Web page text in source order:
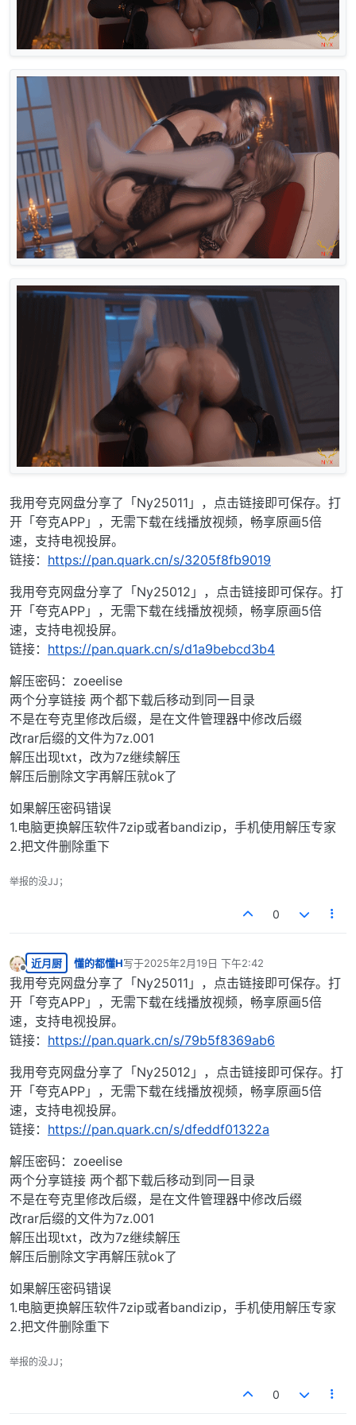
我用夸克网盘分享了「Ny25011」，点击链接即可保存。打
开「夸克APP」，无需下载在线播放视频，畅享原画5倍
速，支持电视投屏。
链接： https://pan.quark.cn/s/3205f8fb9019
我用夸克网盘分享了「Ny25012」，点击链接即可保存。打
开「夸克APP」，无需下载在线播放视频，畅享原画5倍
速，支持电视投屏。
链接： https://pan.quark.cn/s/d1a9bebcd3b4
解压密码：zoeelise
两个分享链接 两个都下载后移动到同一目录
不是在夸克里修改后缀，是在文件管理器中修改后缀
改rar后缀的文件为7z.001
解压出现txt，改为7z继续解压
解压后删除文字再解压就ok了
如果解压密码错误
1.电脑更换解压软件7zip或者bandizip，手机使用解压专家
2.把文件删除重下
举报的没JJ；
0
离线
近月厨 懂的都懂H写于2025年2月19日 下午2:42
最后由 编辑
我用夸克网盘分享了「Ny25011」，点击链接即可保存。打
开「夸克APP」，无需下载在线播放视频，畅享原画5倍
速，支持电视投屏。
链接： https://pan.quark.cn/s/79b5f8369ab6
我用夸克网盘分享了「Ny25012」，点击链接即可保存。打
开「夸克APP」，无需下载在线播放视频，畅享原画5倍
速，支持电视投屏。
链接： https://pan.quark.cn/s/dfeddf01322a
解压密码：zoeelise
两个分享链接 两个都下载后移动到同一目录
不是在夸克里修改后缀，是在文件管理器中修改后缀
改rar后缀的文件为7z.001
解压出现txt，改为7z继续解压
解压后删除文字再解压就ok了
如果解压密码错误
1.电脑更换解压软件7zip或者bandizip，手机使用解压专家
2.把文件删除重下
举报的没JJ；
0